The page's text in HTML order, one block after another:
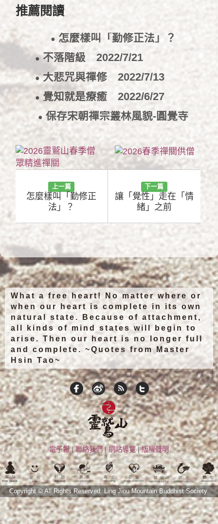
推薦閱讀
● 怎麼樣叫「勤修正法」？
2022/8/24
●不落階級 2022/7/21
●大悲咒與禪修 2022/7/13
● 覺知就是療癒 2022/6/27
● 保存宋朝禪宗叢林風貌-圓覺寺
2022/6/23
上一篇
怎麼樣叫「勤修正
法」？
下一篇
讓「覺性」走在「情
緒」之前
What a free heart! No matter where or
when our heart is complete in its own
natural state. Because of attachment,
all kinds of mind states will begin to
arise. Then our heart is no longer full
and complete. ~Quotes from Master
Hsin Tao~
電子報|聯絡我們| 網站導覽|版權聲明
Copyright © All Rights Reserved. Ling Jiou Mountain Buddhist Society.